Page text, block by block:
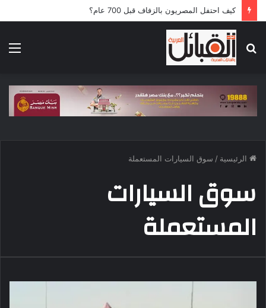
كيف احتفل المصريون بالزفاف قبل 700 عام؟
عن
الرئيسية / سوق السيارات المستعملة
سوق السيارات
المستعملة